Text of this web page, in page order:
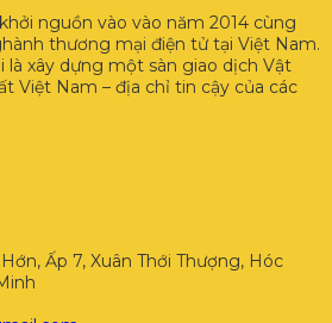
nguồn vào vào năm 2014 cùng
thương mại điện tử tại Việt Nam.
là xây dựng một sàn giao dịch Vật
Việt Nam – địa chỉ tin cậy của các
Ấp 7, Xuân Thới Thượng, Hóc